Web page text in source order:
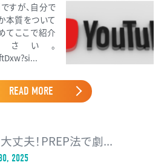
すが、自分で
本質をついて
てここで紹介
い。
READ MORE
丈夫！PREP法で劇...
2025